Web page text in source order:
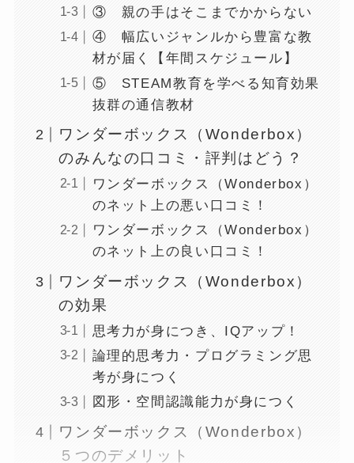
③ 親の手はそこまでかからない
④ 幅広いジャンルから豊富な教
材が届く【年間スケジュール】
⑤ STEAM教育を学べる知育効果
抜群の通信教材
ワンダーボックス（Wonderbox）
のみんなの口コミ・評判はどう？
ワンダーボックス（Wonderbox）
のネット上の悪い口コミ！
ワンダーボックス（Wonderbox）
のネット上の良い口コミ！
ワンダーボックス（Wonderbox）
の効果
思考力が身につき、IQアップ！
論理的思考力・プログラミング思
考が身につく
図形・空間認識能力が身につく
ワンダーボックス（Wonderbox）
５つのデメリット